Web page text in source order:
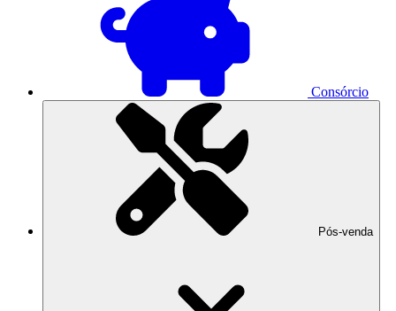
Consórcio
Pós-venda